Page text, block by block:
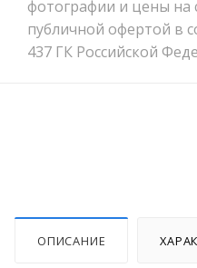
фотографии и цены на
публичной офертой в
437 ГК Российской
ОПИСАНИЕ